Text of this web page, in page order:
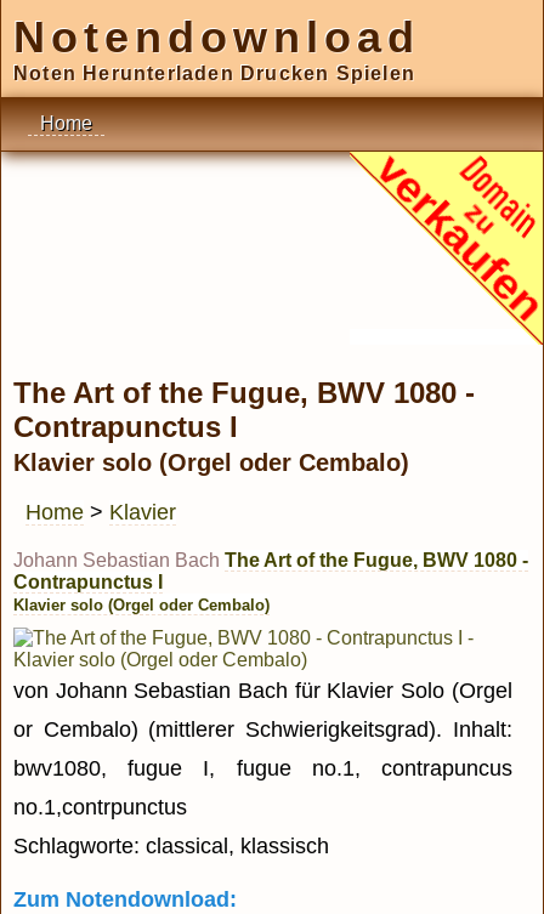
Notendownload
Noten Herunterladen Drucken Spielen
Home
The Art of the Fugue, BWV 1080 -
Contrapunctus I
Klavier solo (Orgel oder Cembalo)
Home > Klavier
Johann Sebastian Bach The Art of the Fugue, BWV 1080 -
Contrapunctus I
Klavier solo (Orgel oder Cembalo)
von Johann Sebastian Bach für Klavier Solo (Orgel
or Cembalo) (mittlerer Schwierigkeitsgrad). Inhalt:
bwv1080, fugue I, fugue no.1, contrapuncus
no.1,contrpunctus
Schlagworte: classical, klassisch
Zum Notendownload: